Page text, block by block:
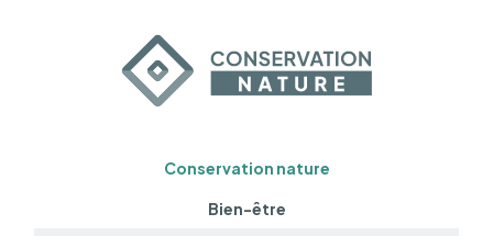
Conservation nature
Bien-être